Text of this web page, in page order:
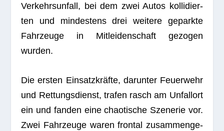
Ver­kehrs­un­fall, bei dem zwei Autos kol­li­dier­
ten und min­des­tens drei wei­tere geparkte
Fahr­zeuge in Mit­lei­den­schaft gezo­gen
wurden.
Die ers­ten Ein­satz­kräfte, dar­un­ter Feu­er­wehr
und Ret­tungs­dienst, tra­fen rasch am Unfall­ort
ein und fan­den eine chao­ti­sche Sze­ne­rie vor.
Zwei Fahr­zeuge waren fron­tal zusam­men­ge­